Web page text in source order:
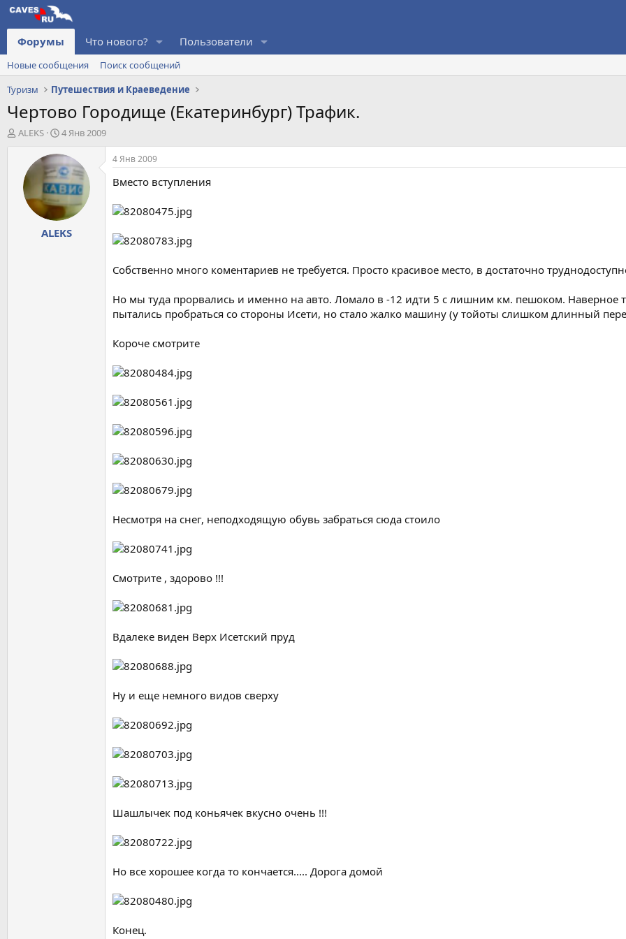
Форумы Что нового? Пользователи
Новые сообщения
Поиск сообщений
Туризм
Путешествия и Краеведение
Чертово Городище (Екатеринбург) Трафик.
А
ALEKS
Д
т
а
н
а
ч
а
л
4 Янв 2009
ALEKS
4 Янв 2009
Вместо вступления
Собственно много коментариев не требуется. Просто красивое место, в достаточно
Но мы туда прорвались и именно на авто. Ломало в -12 идти 5 с лишним км. пешоком. Наверное
пытались пробраться со стороны Исети, но стало жалко машину (у тойоты слишком длинный
Короче смотрите
Несмотря на снег, неподходящую обувь забраться сюда стоило
Смотрите , здорово !!!
Вдалеке виден Верх Исетский пруд
Ну и еще немного видов сверху
Шашлычек под коньячек вкусно очень !!!
Но все хорошее когда то кончается..... Дорога домой
Конец.